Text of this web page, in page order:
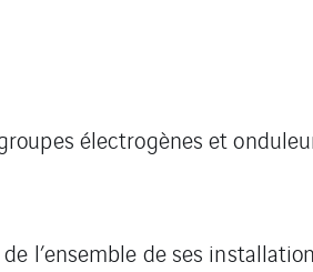
électrogènes et
l’ensemble de ses